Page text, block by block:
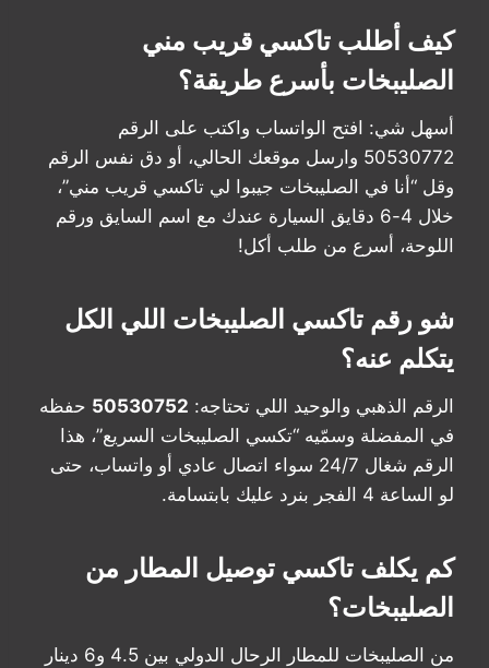
كيف أطلب تاكسي قريب مني
الصليبخات بأسرع طريقة؟
أسهل شي: افتح الواتساب واكتب على الرقم
50530772 وارسل موقعك الحالي، أو دق نفس الرقم
وقل “أنا في الصليبخات جيبوا لي تاكسي قريب مني”،
خلال 4-6 دقايق السيارة عندك مع اسم السايق ورقم
اللوحة، أسرع من طلب أكل!
شو رقم تاكسي الصليبخات اللي الكل
يتكلم عنه؟
الرقم الذهبي والوحيد اللي تحتاجه: 50530752 حفظه
في المفضلة وسمّيه “تكسي الصليبخات السريع”، هذا
الرقم شغال 24/7 سواء اتصال عادي أو واتساب، حتى
لو الساعة 4 الفجر بنرد عليك بابتسامة.
كم يكلف تاكسي توصيل المطار من
الصليبخات؟
من الصليبخات للمطار الرحال الدولي بين 4.5 و6 دينار